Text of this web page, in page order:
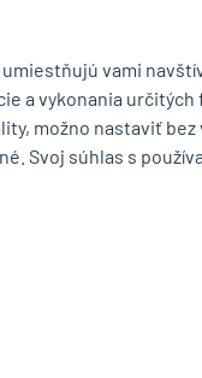
Doručenie a
Obchodné
Reklamačný
Ochrana
vami
a vykonania
možno nastaviť
Svoj súhlas s